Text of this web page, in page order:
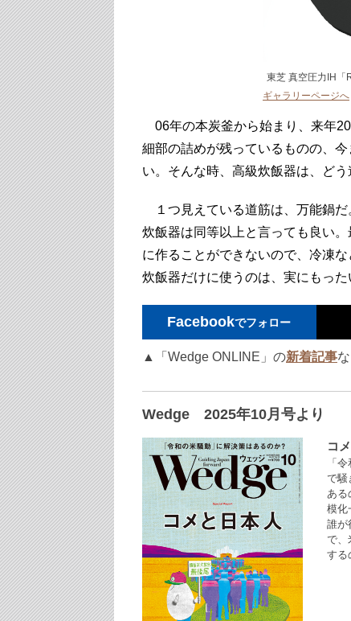
東芝 真空圧力IH「
ギャラリーページへ
06年の本炭釜から始まり、来年
細部の詰めが残っているものの、
い。そんな時、高級炊飯器は、ど
１つ見えている道筋は、万能鍋だ
炊飯器は同等以上と言っても良い
に作ることができないので、冷凍
炊飯器だけに使うのは、実にもった
Facebookでフォロー
▲「Wedge ONLINE」の新着記事
Wedge 2025年10月号より
コ
「
で騒
ある
模化
誰が
で、
する